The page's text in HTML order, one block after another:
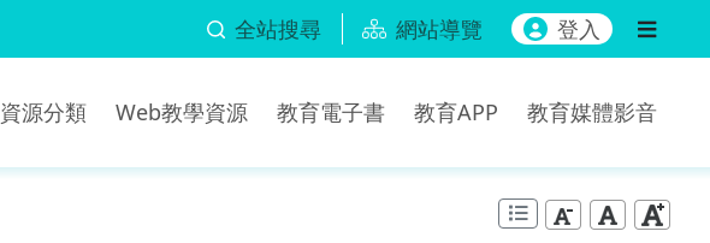
全站搜尋 網站導覽 登入
資源分類 Web教學資源 教育電子書 教育APP 教育媒體影音